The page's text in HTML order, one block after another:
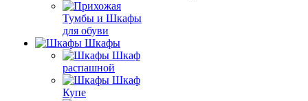
Тумбы и Шкафы
для обуви
Шкафы
Шкаф
распашной
Шкаф
Купе